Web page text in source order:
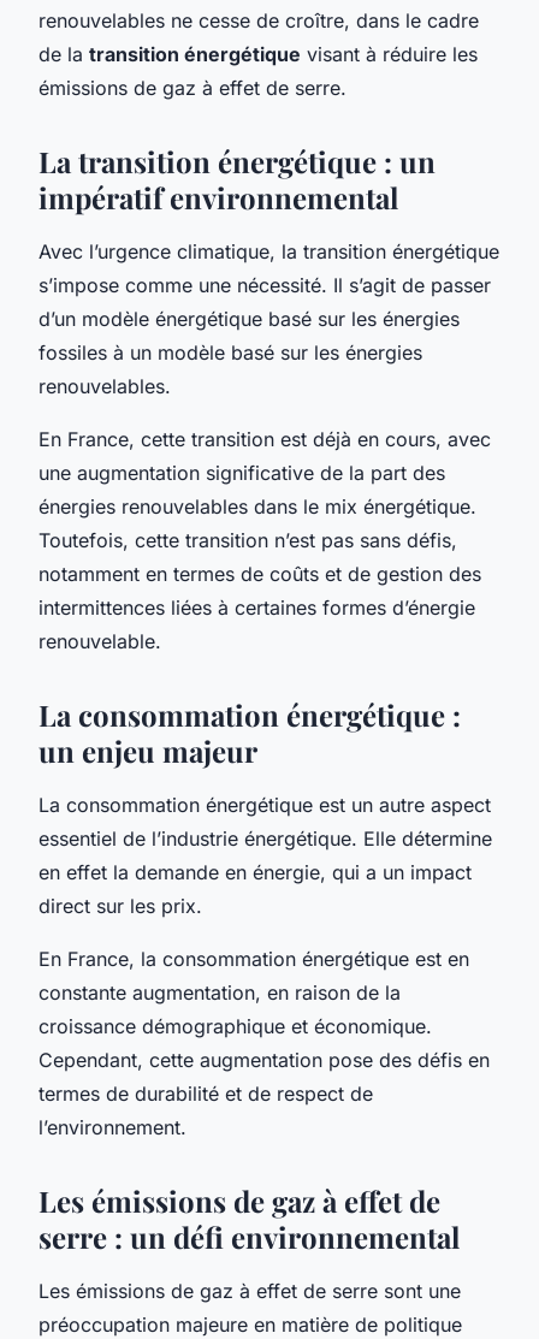
renouvelables ne cesse de croître, dans le cadre
de la transition énergétique visant à réduire les
émissions de gaz à effet de serre.
La transition énergétique : un
impératif environnemental
Avec l’urgence climatique, la transition énergétique
s’impose comme une nécessité. Il s’agit de passer
d’un modèle énergétique basé sur les énergies
fossiles à un modèle basé sur les énergies
renouvelables.
En France, cette transition est déjà en cours, avec
une augmentation significative de la part des
énergies renouvelables dans le mix énergétique.
Toutefois, cette transition n’est pas sans défis,
notamment en termes de coûts et de gestion des
intermittences liées à certaines formes d’énergie
renouvelable.
La consommation énergétique :
un enjeu majeur
La consommation énergétique est un autre aspect
essentiel de l’industrie énergétique. Elle détermine
en effet la demande en énergie, qui a un impact
direct sur les prix.
En France, la consommation énergétique est en
constante augmentation, en raison de la
croissance démographique et économique.
Cependant, cette augmentation pose des défis en
termes de durabilité et de respect de
l’environnement.
Les émissions de gaz à effet de
serre : un défi environnemental
Les émissions de gaz à effet de serre sont une
préoccupation majeure en matière de politique